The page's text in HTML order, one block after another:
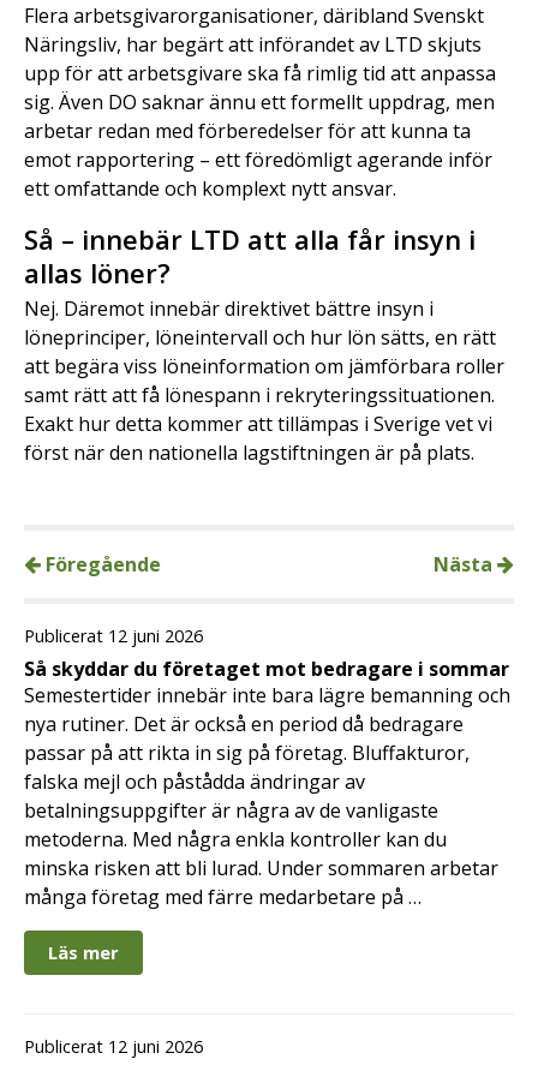
Flera arbetsgivarorganisationer, däribland Svenskt
Näringsliv, har begärt att införandet av LTD skjuts
upp för att arbetsgivare ska få rimlig tid att anpassa
sig. Även DO saknar ännu ett formellt uppdrag, men
arbetar redan med förberedelser för att kunna ta
emot rapportering – ett föredömligt agerande inför
ett omfattande och komplext nytt ansvar.
Så – innebär LTD att alla får insyn i
allas löner?
Nej. Däremot innebär direktivet bättre insyn i
löneprinciper, löneintervall och hur lön sätts, en rätt
att begära viss löneinformation om jämförbara roller
samt rätt att få lönespann i rekryteringssituationen.
Exakt hur detta kommer att tillämpas i Sverige vet vi
först när den nationella lagstiftningen är på plats.
Föregående Nästa
Publicerat 12 juni 2026
Så skyddar du företaget mot bedragare i sommar
Semestertider innebär inte bara lägre bemanning och
nya rutiner. Det är också en period då bedragare
passar på att rikta in sig på företag. Bluffakturor,
falska mejl och påstådda ändringar av
betalningsuppgifter är några av de vanligaste
metoderna. Med några enkla kontroller kan du
minska risken att bli lurad. Under sommaren arbetar
många företag med färre medarbetare på …
Läs mer
Publicerat 12 juni 2026